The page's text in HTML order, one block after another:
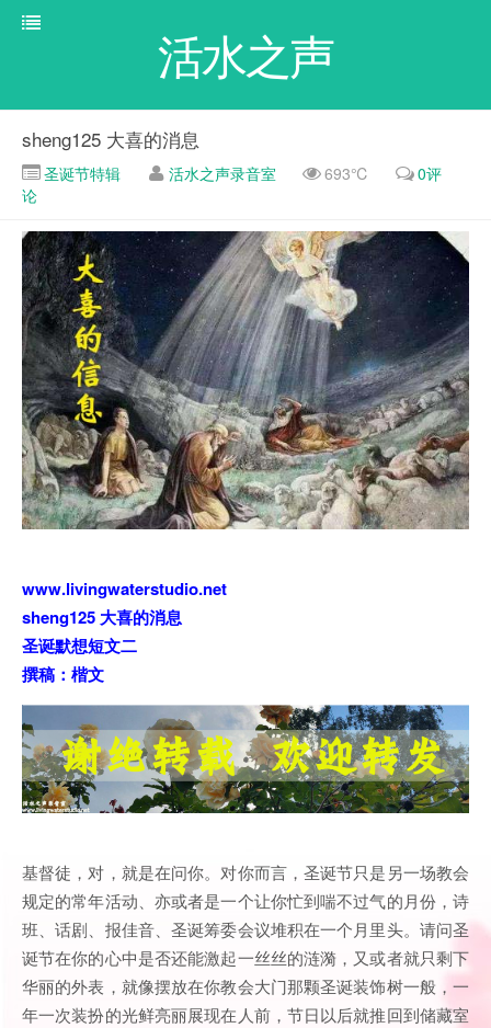
活水之声
sheng125 大喜的消息
圣诞节特辑 活水之声录音室 693℃
0评
论
www.livingwaterstudio.net
sheng125 大喜的消息
圣诞默想短文二
撰稿：楷文
基督徒，对，就是在问你。对你而言，圣诞节只是另一场教会
规定的常年活动、亦或者是一个让你忙到喘不过气的月份，诗
班、话剧、报佳音、圣诞筹委会议堆积在一个月里头。请问圣
诞节在你的心中是否还能激起一丝丝的涟漪，又或者就只剩下
华丽的外表，就像摆放在你教会大门那颗圣诞装饰树一般，一
年一次装扮的光鲜亮丽展现在人前，节日以后就推回到储藏室